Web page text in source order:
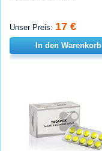
Unser Preis: 17 €
In den Warenkorb